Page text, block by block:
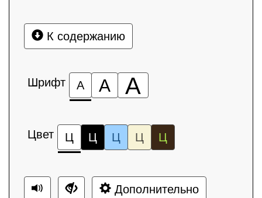
К содержанию
Шрифт А А А
Цвет Ц Ц Ц Ц Ц
Дополнительно